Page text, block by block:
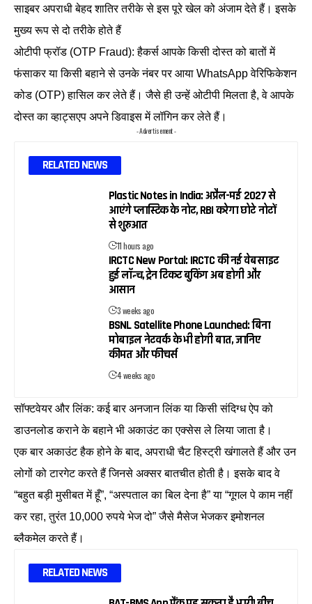
साइबर अपराधी बेहद शातिर तरीके से इस पूरे खेल को अंजाम देते हैं। इसके
मुख्य रूप से दो तरीके होते हैं
ओटीपी फ्रॉड (OTP Fraud): हैकर्स आपके किसी दोस्त को बातों में
फंसाकर या किसी बहाने से उनके नंबर पर आया WhatsApp वेरिफिकेशन
कोड (OTP) हासिल कर लेते हैं। जैसे ही उन्हें ओटीपी मिलता है, वे आपके
दोस्त का व्हाट्सएप अपने डिवाइस में लॉगिन कर लेते हैं।
- Advertisement -
RELATED NEWS
Plastic Notes in India: अप्रैल-मई 2027 से
आएंगे प्लास्टिक के नोट, RBI करेगा छोटे नोटों
से शुरुआत
11 hours ago
IRCTC New Portal: IRCTC की नई वेबसाइट
हुई लॉन्च, ट्रेन टिकट बुकिंग अब होगी और
आसान
3 weeks ago
BSNL Satellite Phone Launched: बिना
मोबाइल नेटवर्क के भी होगी बात, जानिए
कीमत और फीचर्स
4 weeks ago
सॉफ्टवेयर और लिंक: कई बार अनजान लिंक या किसी संदिग्ध ऐप को
डाउनलोड कराने के बहाने भी अकाउंट का एक्सेस ले लिया जाता है।
एक बार अकाउंट हैक होने के बाद, अपराधी चैट हिस्ट्री खंगालते हैं और उन
लोगों को टारगेट करते हैं जिनसे अक्सर बातचीत होती है। इसके बाद वे
“बहुत बड़ी मुसीबत में हूँ”, “अस्पताल का बिल देना है” या “गूगल पे काम नहीं
कर रहा, तुरंत 10,000 रुपये भेज दो” जैसे मैसेज भेजकर इमोशनल
ब्लैकमेल करते हैं।
RELATED NEWS